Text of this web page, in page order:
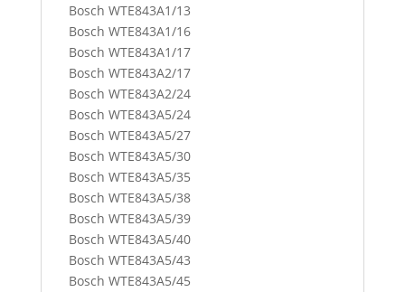
Bosch WTE843A1/13
Bosch WTE843A1/16
Bosch WTE843A1/17
Bosch WTE843A2/17
Bosch WTE843A2/24
Bosch WTE843A5/24
Bosch WTE843A5/27
Bosch WTE843A5/30
Bosch WTE843A5/35
Bosch WTE843A5/38
Bosch WTE843A5/39
Bosch WTE843A5/40
Bosch WTE843A5/43
Bosch WTE843A5/45